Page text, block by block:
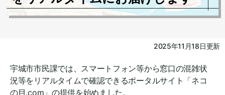
2025年11月18日更新
宇城市市民課では、スマートフォン等から窓口の混雑状
況等をリアルタイムで確認できるポータルサイト「ネコ
の目.com」の提供を始めました。